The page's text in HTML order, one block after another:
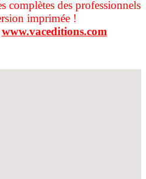
complètes des professionnels
imprimée !
www.vaceditions.com